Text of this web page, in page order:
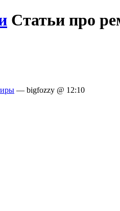
Статьи про
— bigfozzy @ 12:10